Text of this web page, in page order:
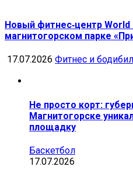
Новый фитнес‑центр
магнитогорском парке
17.07.2026 Фитнес и
Не просто корт:
Магнитогорске
площадку
Баскетбол
17.07.2026